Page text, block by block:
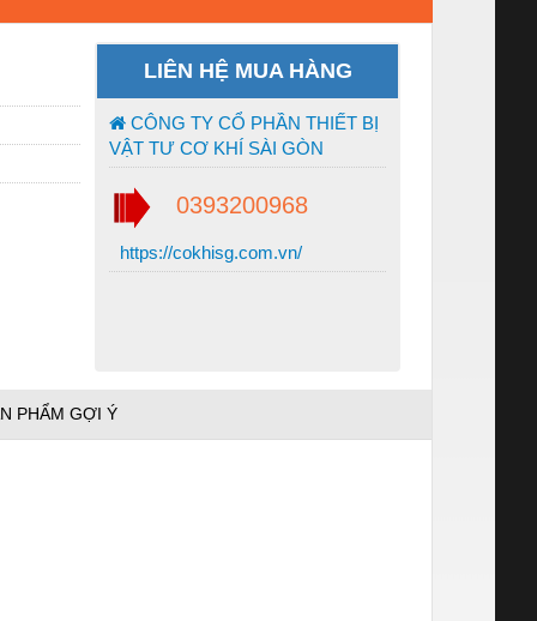
LIÊN HỆ MUA HÀNG
CÔNG TY CỔ PHẦN THIẾT BỊ
VẬT TƯ CƠ KHÍ SÀI GÒN
0393200968
https://cokhisg.com.vn/
PHẨM GỢI Ý